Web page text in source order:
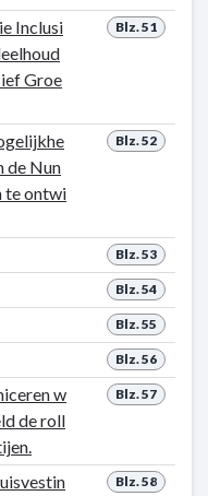
Blz. 51
Inclusi
Groe
Blz. 52
de Nun
te ontwi
Blz. 53
Blz. 54
Blz. 55
Blz. 56
Blz. 57
w
de roll
Blz. 58